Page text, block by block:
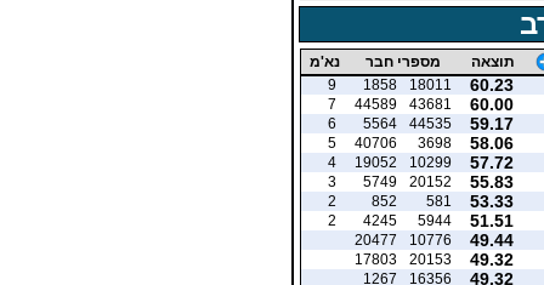
תוצאה מספרי חבר נא'מ
60.23
18011
1858
9
60.00
43681
44589
7
59.17
44535
5564
6
58.06
3698
40706
5
57.72
10299
19052
4
55.83
20152
5749
3
53.33
581
852
2
51.51
5944
4245
2
49.44
10776
20477
49.32
20153
17803
49.32
16356
1267